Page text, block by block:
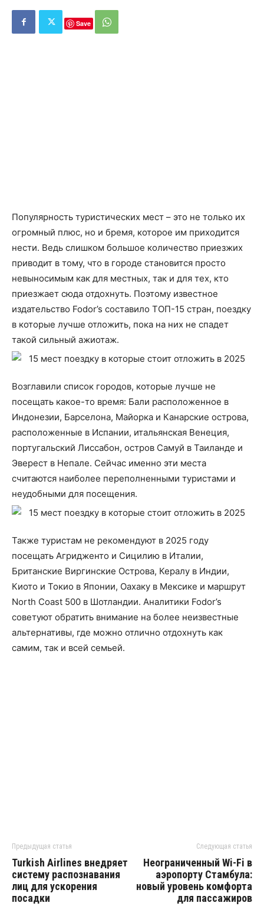
Save
Популярность туристических мест – это не только их
огромный плюс, но и бремя, которое им приходится
нести. Ведь слишком большое количество приезжих
приводит в тому, что в городе становится просто
невыносимым как для местных, так и для тех, кто
приезжает сюда отдохнуть. Поэтому известное
издательство Fodor’s составило ТОП-15 стран, поездку
в которые лучше отложить, пока на них не спадет
такой сильный ажиотаж.
Возглавили список городов, которые лучше не
посещать какое-то время: Бали расположенное в
Индонезии, Барселона, Майорка и Канарские острова,
расположенные в Испании, итальянская Венеция,
португальский Лиссабон, остров Самуй в Таиланде и
Эверест в Непале. Сейчас именно эти места
считаются наиболее переполненными туристами и
неудобными для посещения.
Также туристам не рекомендуют в 2025 году
посещать Агридженто и Сицилию в Италии,
Британские Виргинские Острова, Кералу в Индии,
Киото и Токио в Японии, Оахаку в Мексике и маршрут
North Coast 500 в Шотландии. Аналитики Fodor’s
советуют обратить внимание на более неизвестные
альтернативы, где можно отлично отдохнуть как
самим, так и всей семьей.
Предыдущая статья
Turkish Airlines внедряет
систему распознавания
лиц для ускорения
посадки
Следующая статья
Неограниченный Wi-Fi в
аэропорту Стамбула:
новый уровень комфорта
для пассажиров